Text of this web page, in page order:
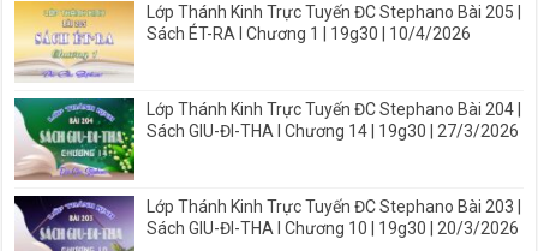
Lớp Thánh Kinh Trực Tuyến ĐC Stephano Bài 205 |
Sách ÉT-RA I Chương 1 | 19g30 | 10/4/2026
Lớp Thánh Kinh Trực Tuyến ĐC Stephano Bài 204 |
Sách GIU-ĐI-THA I Chương 14 | 19g30 | 27/3/2026
Lớp Thánh Kinh Trực Tuyến ĐC Stephano Bài 203 |
Sách GIU-ĐI-THA I Chương 10 | 19g30 | 20/3/2026